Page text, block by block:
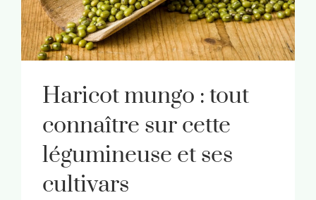
Haricot mungo : tout
connaître sur cette
légumineuse et ses
cultivars